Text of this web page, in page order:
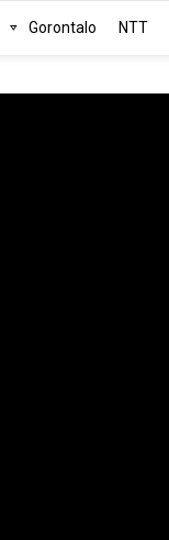
Gorontalo NTT